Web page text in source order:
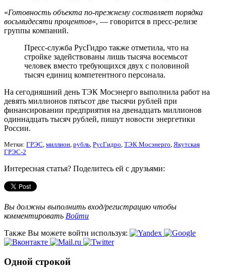
«Готовность объекта по-прежнему составляет порядка
восьмидесяти процентов«, — говорится в пресс-релизе
группы компаний.
Пресс-служба РусГидро также отметила, что на
стройке задействованы лишь тысяча восемьсот
человек вместо требующихся двух с половиной
тысяч единиц компетентного персонала.
На сегодняшний день ТЭК Мосэнерго выполнила работ на
девять миллионов пятьсот две тысячи рублей при
финансировании предприятия на двенадцать миллионов
одиннадцать тысяч рублей, пишут новости энергетики
России.
Метки: ГРЭС, миллион, рубль, РусГидро, ТЭК Мосэнерго, Якутская
ГРЭС-2
Интересная статья? Поделитесь ей с друзьями:
Вы должны выполнить вход/регистрацию чтобы
комментировать Войти
Также Вы можете войти используя:
Одной строкой